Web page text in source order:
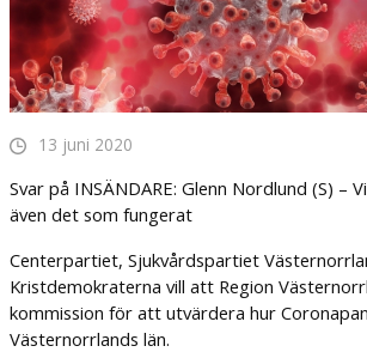
13 juni 2020
Svar på INSÄNDARE: Glenn Nordlund (S) –
även det som fungerat
Centerpartiet, Sjukvårdspartiet
Kristdemokraterna vill att Region
kommission för att utvärdera hur
Västernorrlands län.